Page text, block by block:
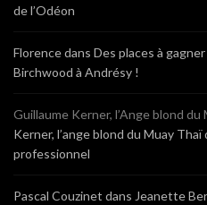
de l’Odéon
Florencedans Des places à
Birchwood à Andrésy !
Guillaume Kerner, l’Ange blond du
Kerner, l’ange blond du Muay
professionnel
Pascal Couzinet dans Jeanette